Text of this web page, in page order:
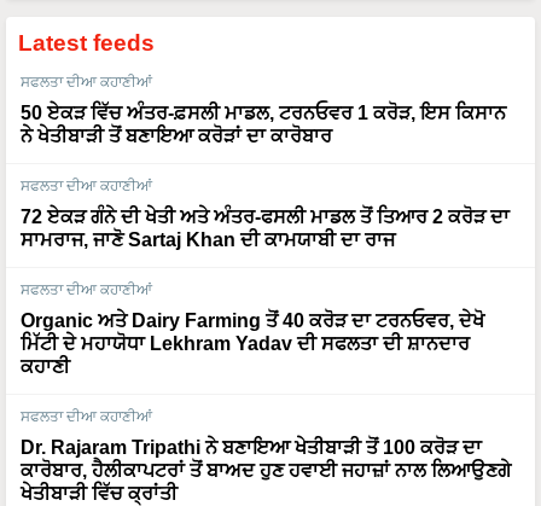
Latest feeds
ਸਫਲਤਾ ਦੀਆ ਕਹਾਣੀਆਂ
50 ਏਕੜ ਵਿੱਚ ਅੰਤਰ-ਫ਼ਸਲੀ ਮਾਡਲ, ਟਰਨਓਵਰ 1 ਕਰੋੜ, ਇਸ ਕਿਸਾਨ
ਨੇ ਖੇਤੀਬਾੜੀ ਤੋਂ ਬਣਾਇਆ ਕਰੋੜਾਂ ਦਾ ਕਾਰੋਬਾਰ
ਸਫਲਤਾ ਦੀਆ ਕਹਾਣੀਆਂ
72 ਏਕੜ ਗੰਨੇ ਦੀ ਖੇਤੀ ਅਤੇ ਅੰਤਰ-ਫਸਲੀ ਮਾਡਲ ਤੋਂ ਤਿਆਰ 2 ਕਰੋੜ ਦਾ
ਸਾਮਰਾਜ, ਜਾਣੋ Sartaj Khan ਦੀ ਕਾਮਯਾਬੀ ਦਾ ਰਾਜ
ਸਫਲਤਾ ਦੀਆ ਕਹਾਣੀਆਂ
Organic ਅਤੇ Dairy Farming ਤੋਂ 40 ਕਰੋੜ ਦਾ ਟਰਨਓਵਰ, ਦੇਖੋ
ਮਿੱਟੀ ਦੇ ਮਹਾਯੋਧਾ Lekhram Yadav ਦੀ ਸਫਲਤਾ ਦੀ ਸ਼ਾਨਦਾਰ
ਕਹਾਣੀ
ਸਫਲਤਾ ਦੀਆ ਕਹਾਣੀਆਂ
Dr. Rajaram Tripathi ਨੇ ਬਣਾਇਆ ਖੇਤੀਬਾੜੀ ਤੋਂ 100 ਕਰੋੜ ਦਾ
ਕਾਰੋਬਾਰ, ਹੈਲੀਕਾਪਟਰਾਂ ਤੋਂ ਬਾਅਦ ਹੁਣ ਹਵਾਈ ਜਹਾਜ਼ਾਂ ਨਾਲ ਲਿਆਉਣਗੇ
ਖੇਤੀਬਾੜੀ ਵਿੱਚ ਕ੍ਰਾਂਤੀ